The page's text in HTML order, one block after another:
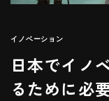
イノベーション
日本でイノ
るために必